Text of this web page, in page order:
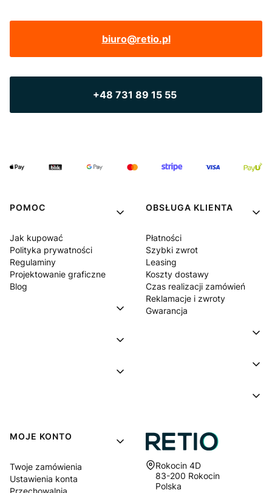
biuro@retio.pl
+48 731 89 15 55
POMOC
Jak kupować
Polityka prywatności
Regulaminy
Projektowanie graficzne
Blog
OBSŁUGA KLIENTA
Płatności
Szybki zwrot
Leasing
Koszty dostawy
Czas realizacji zamówień
Reklamacje i zwroty
Gwarancja
MOJE KONTO
Twoje zamówienia
Ustawienia konta
Adres:
Rokocin 4D
83-200 Rokocin
Polska